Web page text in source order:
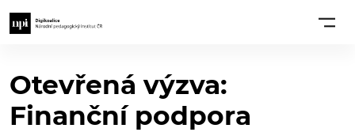
Otevřená výzva:
Finanční podpora